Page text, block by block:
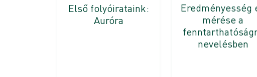
Első folyóirataink:
Auróra
Eredményesség
mérése a
nevelésben